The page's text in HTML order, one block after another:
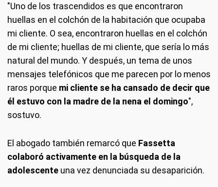
"Uno de los trascendidos es que encontraron
huellas en el colchón de la habitación que ocupaba
mi cliente. O sea, encontraron huellas en el colchón
de mi cliente; huellas de mi cliente, que sería lo más
natural del mundo. Y después, un tema de unos
mensajes telefónicos que me parecen por lo menos
raros porque mi cliente se ha cansado de decir que
él estuvo con la madre de la nena el domingo",
sostuvo.
El abogado también remarcó que Fassetta
colaboró activamente en la búsqueda de la
adolescente una vez denunciada su desaparición.